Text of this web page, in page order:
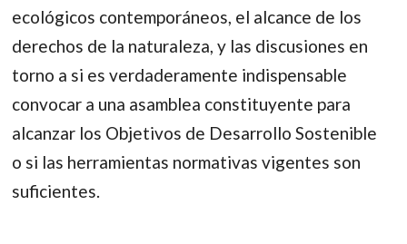
ecológicos contemporáneos, el alcance de los
derechos de la naturaleza, y las discusiones en
torno a si es verdaderamente indispensable
convocar a una asamblea constituyente para
alcanzar los Objetivos de Desarrollo Sostenible
o si las herramientas normativas vigentes son
suficientes.